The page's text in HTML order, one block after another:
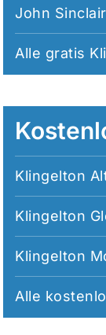
John
Alle gratis
Klingelton
Klingelton
Klingelton
Alle